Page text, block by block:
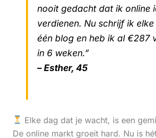
nooit gedacht dat ik online
verdienen. Nu schrijf ik
één blog en heb ik al €287
in 6 weken.”
– Esther, 45
Elke dag dat je wacht, is een
De online markt groeit hard. Nu is